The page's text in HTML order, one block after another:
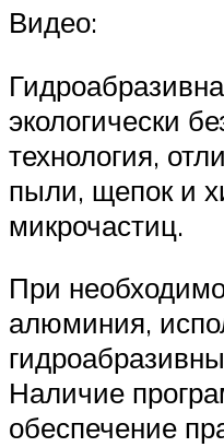
Видео:
экологически
технология,
пыли, щепок и
микрочастиц.
При
алюминия,
Наличие
обеспечение